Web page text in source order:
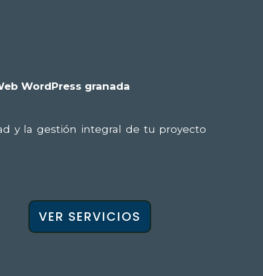
WordPress granada
y la gestión integral de tu proyecto
VER SERVICIOS